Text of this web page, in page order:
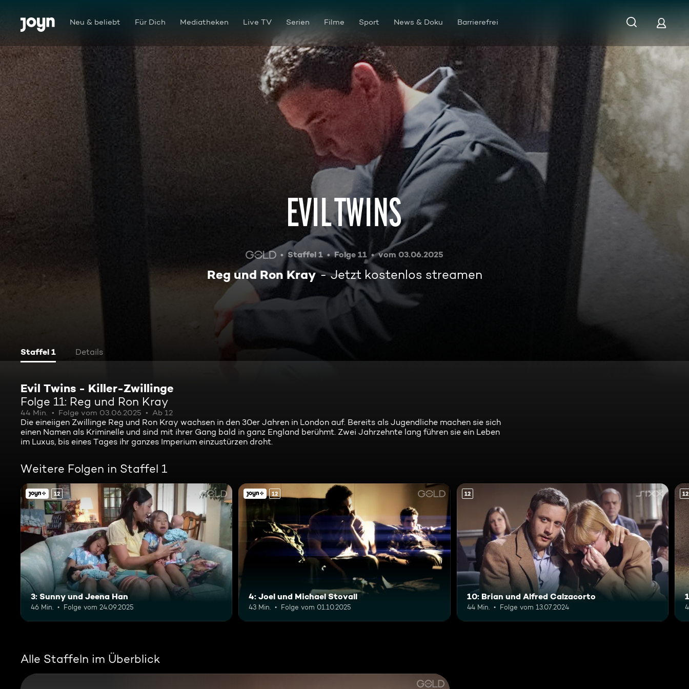
Zum Inhalt springen
Barrierefrei Neu & beliebt Für Dich Mediatheken Live TV Serien Filme Sport News & Doku Barrierefrei
Reg und Ron Kray
Staffel 1 Folge 11 vom 03.06.2025
Reg und Ron Kray Jetzt kostenlos streamen
Staffel 1 Details
Evil Twins - Killer-Zwillinge
Folge 11: Reg und Ron Kray
44 Min. Folge vom 03.06.2025 Ab 12
Die eineiigen Zwillinge Reg und Ron Kray wachsen in den 30er Jahren in London auf. Bereits als Jugendliche machen sie sich
einen Namen als Kriminelle und sind mit ihrer Gang bald in ganz England berühmt. Zwei Jahrzehnte lang führen sie ein Leben
im Luxus, bis eines Tages ihr ganzes Imperium einzustürzen droht.
Weitere Folgen in Staffel 1
12
3: Sunny und Jeena Han
46 Min. Folge vom 24.09.2025
12
4: Joel und Michael Stovall
43 Min. Folge vom 01.10.2025
12
10: Brian und Alfred Calzacorto
44 Min. Folge vom 13.07.2024
12
Alle Staffeln im Überblick